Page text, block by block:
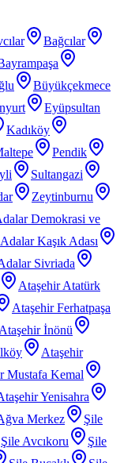
Bağcılar
Büyükçekmece
Eyüpsultan
Kadıköy
Pendik
Sultangazi
Zeytinburnu
Demokrasi ve
Adalar Kaşık Adası
Sivriada
Ataşehir Atatürk
Ataşehir Ferhatpaşa
İnönü
Ataşehir
Mustafa Kemal
Yenisahra
Merkez
Şile
Şile Avcıkoru
Şile